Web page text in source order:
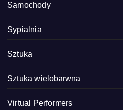
Samochody
Sypialnia
Sztuka
Sztuka wielobarwna
Virtual Performers